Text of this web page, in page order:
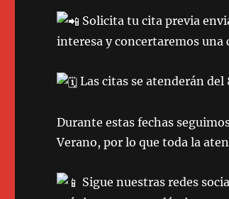
Solicita tu cita previa
interesa y concertaremos
Las citas se atenderán
Durante estas fechas
Verano, por lo que toda la
Sigue nuestras redes